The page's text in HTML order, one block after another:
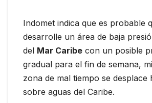
Indomet indica que es probable
desarrolle un área de baja
del Mar Caribe con un posible
gradual para el fin de semana,
zona de mal tiempo se desplace
sobre aguas del Caribe.